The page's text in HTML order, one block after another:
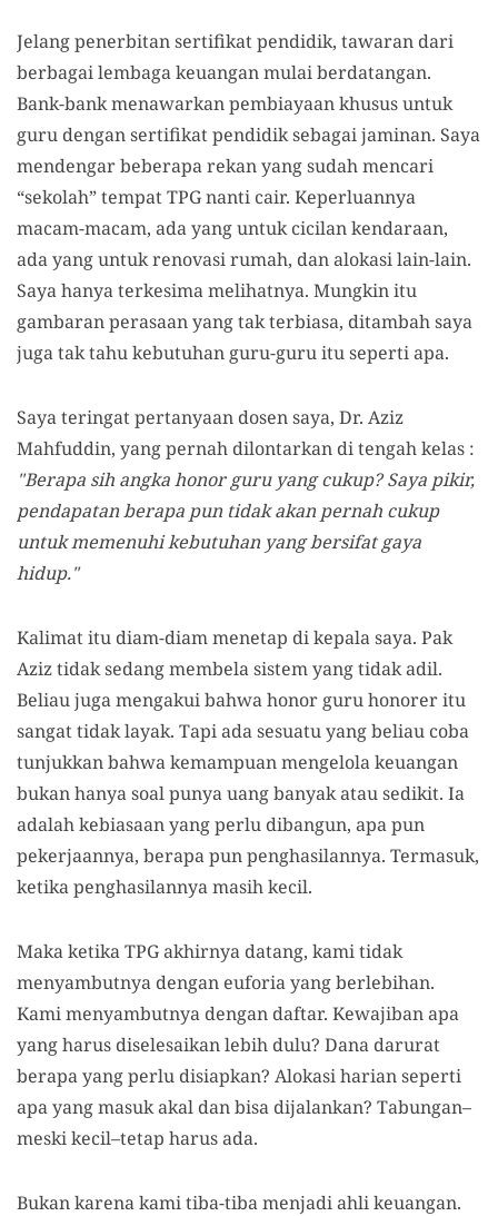
Jelang penerbitan sertifikat pendidik, tawaran dari
berbagai lembaga keuangan mulai berdatangan.
Bank-bank menawarkan pembiayaan khusus untuk
guru dengan sertifikat pendidik sebagai jaminan. Saya
mendengar beberapa rekan yang sudah mencari
“sekolah” tempat TPG nanti cair. Keperluannya
macam-macam, ada yang untuk cicilan kendaraan,
ada yang untuk renovasi rumah, dan alokasi lain-lain.
Saya hanya terkesima melihatnya. Mungkin itu
gambaran perasaan yang tak terbiasa, ditambah saya
juga tak tahu kebutuhan guru-guru itu seperti apa.
Saya teringat pertanyaan dosen saya, Dr. Aziz
Mahfuddin, yang pernah dilontarkan di tengah kelas :
"Berapa sih angka honor guru yang cukup? Saya pikir,
pendapatan berapa pun tidak akan pernah cukup
untuk memenuhi kebutuhan yang bersifat gaya
hidup."
Kalimat itu diam-diam menetap di kepala saya. Pak
Aziz tidak sedang membela sistem yang tidak adil.
Beliau juga mengakui bahwa honor guru honorer itu
sangat tidak layak. Tapi ada sesuatu yang beliau coba
tunjukkan bahwa kemampuan mengelola keuangan
bukan hanya soal punya uang banyak atau sedikit. Ia
adalah kebiasaan yang perlu dibangun, apa pun
pekerjaannya, berapa pun penghasilannya. Termasuk,
ketika penghasilannya masih kecil.
Maka ketika TPG akhirnya datang, kami tidak
menyambutnya dengan euforia yang berlebihan.
Kami menyambutnya dengan daftar. Kewajiban apa
yang harus diselesaikan lebih dulu? Dana darurat
berapa yang perlu disiapkan? Alokasi harian seperti
apa yang masuk akal dan bisa dijalankan? Tabungan–
meski kecil–tetap harus ada.
Bukan karena kami tiba-tiba menjadi ahli keuangan.